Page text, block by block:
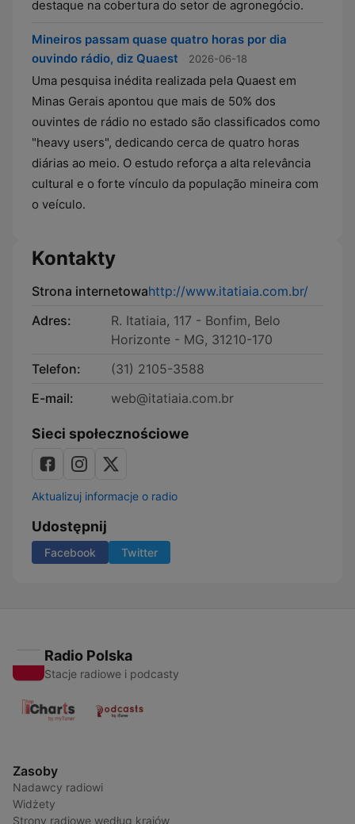
destaque na cobertura do setor de agronegócio.
Mineiros passam quase quatro horas por dia
ouvindo rádio, diz Quaest
2026-06-18
Uma pesquisa inédita realizada pela Quaest em
Minas Gerais apontou que mais de 50% dos
ouvintes de rádio no estado são classificados como
"heavy users", dedicando cerca de quatro horas
diárias ao meio. O estudo reforça a alta relevância
cultural e o forte vínculo da população mineira com
o veículo.
Kontakty
Strona internetowahttp://www.itatiaia.com.br/
Adres:
R. Itatiaia, 117 - Bonfim, Belo
Horizonte - MG, 31210-170
Telefon:
(31) 2105-3588
E-mail:
web@itatiaia.com.br
Sieci społecznościowe
Aktualizuj informacje o radio
Udostępnij
Facebook Twitter
Radio Polska
Stacje radiowe i podcasty
Zasoby
Nadawcy radiowi
Widżety
Strony radiowe według krajów